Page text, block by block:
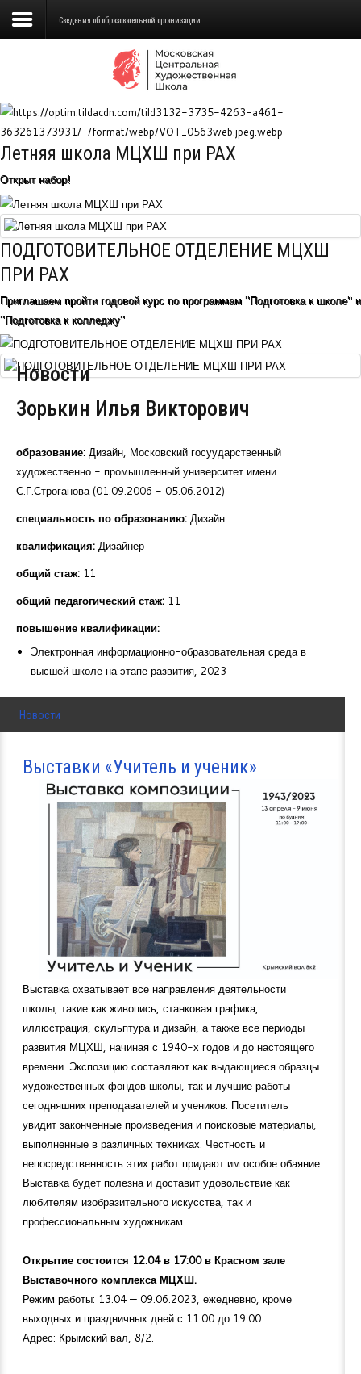
Сведения об образовательной
Школа
Детская Художественная школа
Поступающим
Подготовка
Образование
Доп. образование
Курсы повышения квалификации
Центр непрерывного образования
Творческий инкубатор
Сведения об образовательной организации
Летняя школа МЦХШ при РАХ
Открыт набор!
ПОДГОТОВИТЕЛЬНОЕ ОТДЕЛЕНИЕ МЦХШ
ПРИ РАХ
Приглашаем пройти годовой курс по программам "Подготовка к школе" и
"Подготовка к колледжу"
Новости
Зорькин Илья Викторович
образование: Дизайн, Московский госуударственный
художественно - промышленный университет имени
С.Г.Строганова (01.09.2006 - 05.06.2012)
специальность по образованию: Дизайн
квалификация: Дизайнер
общий стаж: 11
общий педагогический стаж: 11
повышение квалификации:
Электронная информационно-образовательная среда в
высшей школе на этапе развития, 2023
Новости
Выставки «Учитель и ученик»
Выставка охватывает все направления деятельности
школы, такие как живопись, станковая графика,
иллюстрация, скульптура и дизайн, а также все периоды
развития МЦХШ, начиная с 1940-х годов и до настоящего
времени. Экспозицию составляют как выдающиеся образцы
художественных фондов школы, так и лучшие работы
сегодняшних преподавателей и учеников. Посетитель
увидит законченные произведения и поисковые материалы,
выполненные в различных техниках. Честность и
непосредственность этих работ придают им особое обаяние.
Выставка будет полезна и доставит удовольствие как
любителям изобразительного искусства, так и
профессиональным художникам.
Открытие состоится 12.04 в 17:00 в Красном зале
Выставочного комплекса МЦХШ.
Режим работы: 13.04 — 09.06.2023, ежедневно, кроме
выходных и праздничных дней с 11:00 до 19:00.
Адрес: Крымский вал, 8/2.